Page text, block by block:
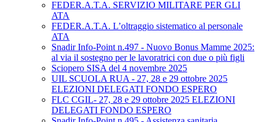
FEDER.A.T.A. SERVIZIO MILITARE PER GLI
ATA
FEDER.A.T.A. L’oltraggio sistematico al personale
ATA
Snadir Info-Point n.497 - Nuovo Bonus Mamme 2025:
al via il sostegno per le lavoratrici con due o più figli
Sciopero SISA del 4 novembre 2025
UIL SCUOLA RUA - 27, 28 e 29 ottobre 2025
ELEZIONI DELEGATI FONDO ESPERO
FLC CGIL- 27, 28 e 29 ottobre 2025 ELEZIONI
DELEGATI FONDO ESPERO